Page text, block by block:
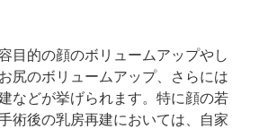
目的の顔のボリュームアップやし
尻のボリュームアップ、さらには
などが挙げられます。特に顔の若
術後の乳房再建においては、自家